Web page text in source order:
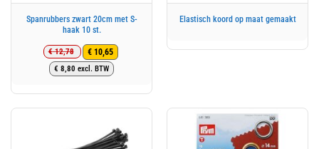
Spanrubbers zwart 20cm met S-
haak 10 st.
€12,78
Oorspronkelijke
prijs
€ 12,78.
€ 10,65
Huidige
prijs
€ 10,65.
€ 8,80 excl. BTW
Elastisch koord op maat gemaakt